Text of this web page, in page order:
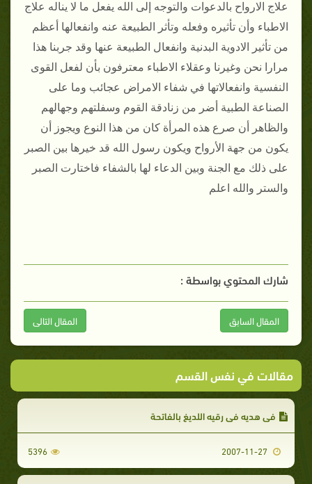
علاج الارواح بالدعوات والتوجه إلى الله يفعل ما لا يناله علاج
الاطباء وأن تأثيره وفعله وتأثر الطبيعة عنه وانفعالها أعظم
من تأثير الادوية البدنية وانفعال الطبيعة عنها وقد جربنا هذا
مرارا نحن وغيرنا وعقلاء الاطباء معترفون بأن لفعل القوى
النفسية وانفعالاتها في شفاء الامراض عجائب وما على
الصناعة الطبية أضر من زنادقة القوم وسفلتهم وجهالهم
والظاهر أن صرع هذه المرأة كان من هذا النوع ويجوز أن
يكون من جهة الأرواح ويكون رسول الله قد خيرها بين الصبر
على ذلك مع الجنة وبين الدعاء لها بالشفاء فاختارت الصبر
والستر والله اعلم
شارك المحتوي بواسطة :
المقال السابق المقال التالى
مقالات في نفس القسم
في هديه في رقيه اللديغ بالفاتحة
5396